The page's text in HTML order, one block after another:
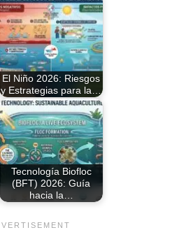
El Niño 2026: Riesgos
y Estrategias para la…
Tecnología Biofloc
(BFT) 2026: Guía
hacia la…